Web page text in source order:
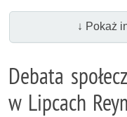
↓ Pokaż
Debata
w Lipcach